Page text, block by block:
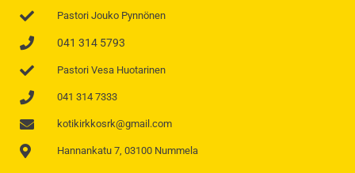
Pastori Jouko Pynnönen
041 314 5793
Pastori Vesa Huotarinen
041 314 7333
kotikirkkosrk@gmail.com
Hannankatu 7, 03100 Nummela